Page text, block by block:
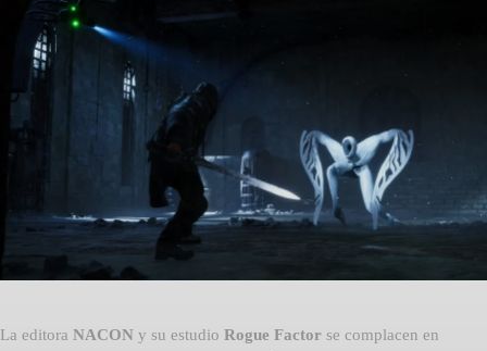
Facebook Pinterest
La editora NACON y su estudio Rogue Factor se complacen en